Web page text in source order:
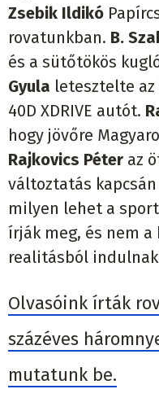
Zsebik Ildikó
rovatunkban. B.
és a sütőtökös
Gyula letesztelte az
40D XDRIVE autót.
hogy jövőre
Rajkovics Péter az
változtatás
milyen lehet a
írják meg, és nem a
realitásból
Olvasóink írták
százéves
mutatunk be.